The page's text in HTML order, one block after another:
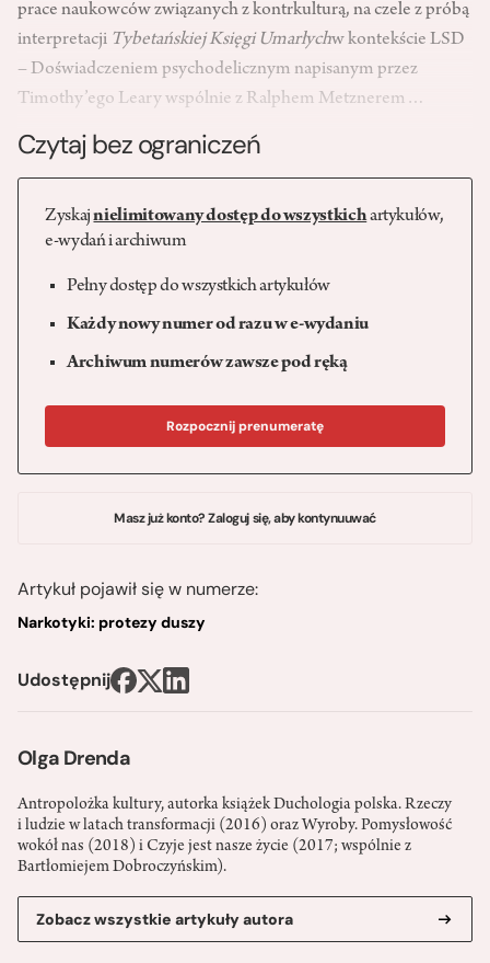
Olga Drenda
Antropolożka kultury, autorka książek Duchologia polska. Rzeczy
i ludzie w latach transformacji (2016) oraz Wyroby. Pomysłowość
wokół nas (2018) i Czyje jest nasze życie (2017; wspólnie z
Bartłomiejem Dobroczyńskim).
Zobacz wszystkie artykuły autora
prace naukowców związanych z kontrkulturą, na czele z próbą
interpretacji Tybetańskiej Księgi Umarłychw kontekście LSD
– Doświadczeniem psychodelicznym napisanym przez
Timothy’ego Leary wspólnie z Ralphem Metznerem…
Czytaj bez ograniczeń
Zyskajnielimitowany dostęp do wszystkichartykułów,
e-wydań i archiwum
Pełny dostęp do wszystkich artykułów
Każdy nowy numer od razu w e-wydaniu
Archiwum numerów zawsze pod ręką
Rozpocznij prenumeratę
Masz już konto? Zaloguj się, aby kontynuuwać
Artykuł pojawił się w numerze:
Narkotyki: protezy duszy
Udostępnij